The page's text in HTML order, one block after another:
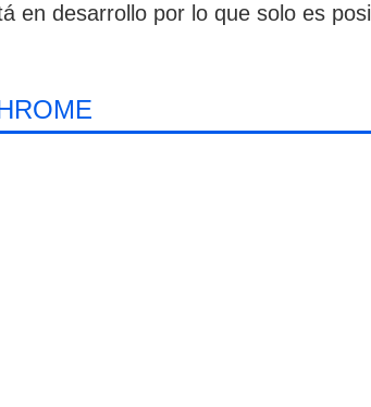
en desarrollo por lo que solo es